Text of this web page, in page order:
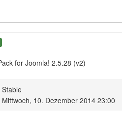
for Joomla! 2.5.28 (v2)
Stable
Mittwoch, 10. Dezember 2014 23:00